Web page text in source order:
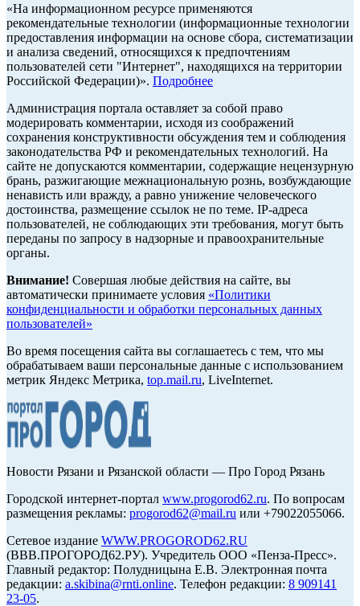
«На информационном ресурсе применяются
рекомендательные технологии (информационные технологии
предоставления информации на основе сбора, систематизации
и анализа сведений, относящихся к предпочтениям
пользователей сети "Интернет", находящихся на территории
Российской Федерации)». Подробнее
Администрация портала оставляет за собой право
модерировать комментарии, исходя из соображений
сохранения конструктивности обсуждения тем и соблюдения
законодательства РФ и рекомендательных технологий. На
сайте не допускаются комментарии, содержащие нецензурную
брань, разжигающие межнациональную рознь, возбуждающие
ненависть или вражду, а равно унижение человеческого
достоинства, размещение ссылок не по теме. IP-адреса
пользователей, не соблюдающих эти требования, могут быть
переданы по запросу в надзорные и правоохранительные
органы.
Внимание! Совершая любые действия на сайте, вы
автоматически принимаете условия «Политики
конфиденциальности и обработки персональных данных
пользователей»
Во время посещения сайта вы соглашаетесь с тем, что мы
обрабатываем ваши персональные данные с использованием
метрик Яндекс Метрика, top.mail.ru, LiveInternet.
Новости Рязани и Рязанской области — Про Город Рязань
Городской интернет-портал www.progorod62.ru. По вопросам
размещения рекламы: progorod62@mail.ru или +79022055066.
Сетевое издание WWW.PROGOROD62.RU
(ВВВ.ПРОГОРОД62.РУ). Учредитель ООО «Пенза-Пресс».
Главный редактор: Полудницына Е.В. Электронная почта
редакции: a.skibina@rnti.online. Телефон редакции: 8 909141
23-05.